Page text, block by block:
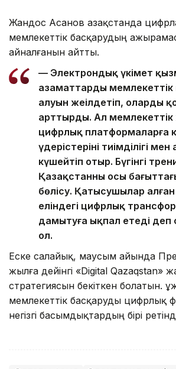
Жандос Асанов Қазақстанда
мемлекеттік басқарудың ажырамас
айналғанын айтты.
— Электрондық үкімет
азаматтардың
алуын жеңілдетіп, олардың
арттырды. Ал мемлекеттік
цифрлық платформаларға
үдерістерінің тиімділігі
күшейтіп отыр. Бүгінгі
Қазақстанның осы
бөлісу. Қатысушылар алған
еліндегі цифрлық
дамытуға ықпал етеді деп
ол.
Еске салайық, маусым айында
жылға дейінгі «Digital Qazaqstan»
стратегиясын бекіткен болатын.
мемлекеттік басқаруды цифрлық
негізгі басымдықтардың бірі